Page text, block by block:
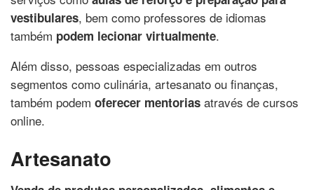
vestibulares, bem como professores de idiomas
também podem lecionar virtualmente.
Além disso, pessoas especializadas em outros
segmentos como culinária, artesanato ou finanças,
também podem oferecer mentorias através de cursos
online.
Artesanato